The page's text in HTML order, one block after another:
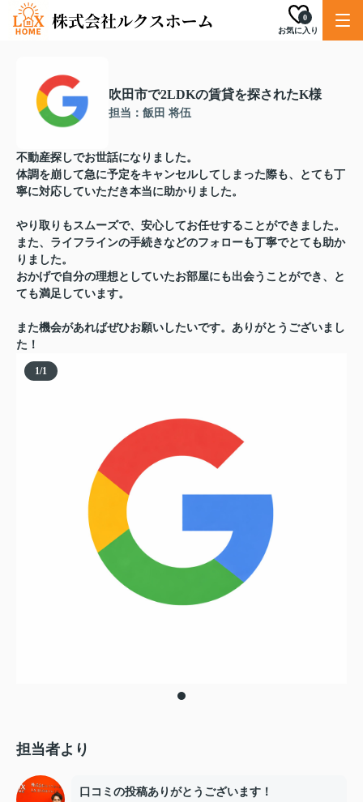
お気に入り
0
吹田市で2LDKの賃貸を探されたK様
担当：飯田 将伍
不動産探しでお世話になりました。
体調を崩して急に予定をキャンセルしてしまった際も、とても丁
寧に対応していただき本当に助かりました。
やり取りもスムーズで、安心してお任せすることができました。
また、ライフラインの手続きなどのフォローも丁寧でとても助か
りました。
おかげで自分の理想としていたお部屋にも出会うことができ、と
ても満足しています。
また機会があればぜひお願いしたいです。ありがとうございまし
た！
1/1
担当者より
口コミの投稿ありがとうございます！